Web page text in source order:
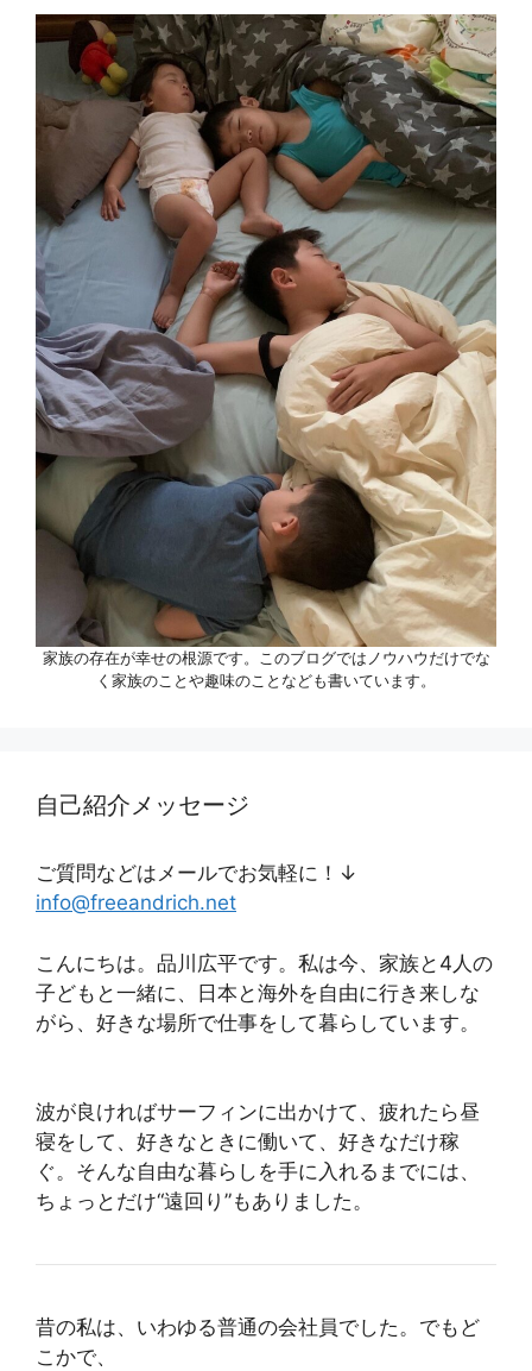
家族の存在が幸せの根源です。このブログではノウハウだけでな
く家族のことや趣味のことなども書いています。
自己紹介メッセージ
ご質問などはメールでお気軽に！↓
info@freeandrich.net
こんにちは。品川広平です。私は今、家族と4人の
子どもと一緒に、日本と海外を自由に行き来しな
がら、好きな場所で仕事をして暮らしています。
波が良ければサーフィンに出かけて、疲れたら昼
寝をして、好きなときに働いて、好きなだけ稼
ぐ。そんな自由な暮らしを手に入れるまでには、
ちょっとだけ“遠回り”もありました。
昔の私は、いわゆる普通の会社員でした。でもど
こかで、